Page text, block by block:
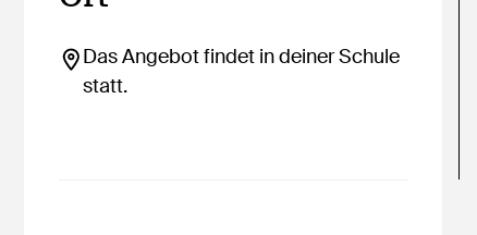
Das Angebot findet in deiner Schule
statt.